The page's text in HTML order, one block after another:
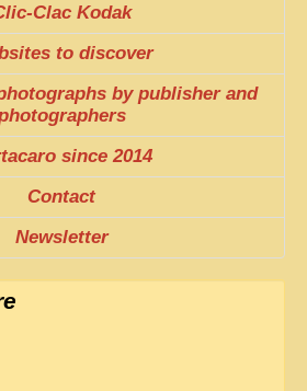
Clac Kodak
to discover
by publisher and
since 2014
Contact
Newsletter